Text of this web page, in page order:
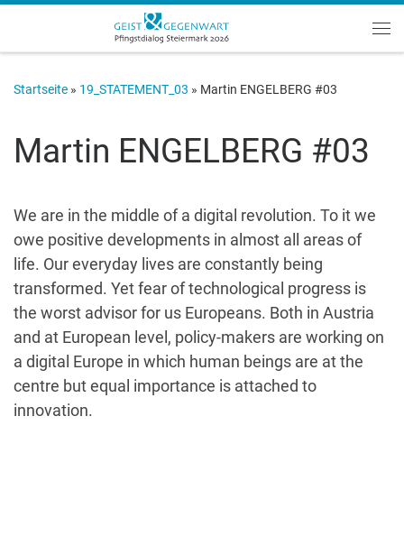
Zum Inhalt springen
Startseite » 19_STATEMENT_03 » Martin ENGELBERG #03
Martin ENGELBERG #03
We are in the middle of a digital revolution. To it we
owe positive developments in almost all areas of
life. Our everyday lives are constantly being
transformed. Yet fear of technological progress is
the worst advisor for us Europeans. Both in Austria
and at European level, policy-makers are working on
a digital Europe in which human beings are at the
centre but equal importance is attached to
innovation.